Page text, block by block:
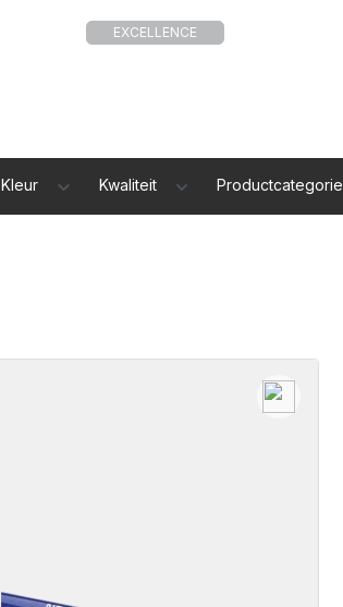
EXCELLENCE
Kleur Kwaliteit Productcategorie